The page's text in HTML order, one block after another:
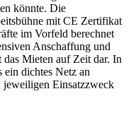
könnte. Die
mit CE Zertifikat
im Vorfeld berechnet
Anschaffung und
Mieten auf Zeit dar. In
ein dichtes Netz an
Einsatzzweck